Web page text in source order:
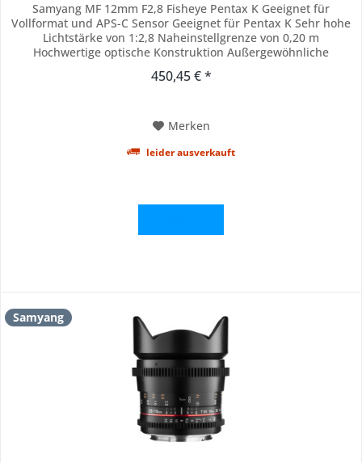
Samyang MF 12mm F2,8 Fisheye Pentax K Geeignet für
Vollformat und APS-C Sensor Geeignet für Pentax K Sehr hohe
Lichtstärke von 1:2,8 Naheinstellgrenze von 0,20 m
Hochwertige optische Konstruktion Außergewöhnliche
ist ein vollflächig auszeichnendes Fisheye Objektiv für
450,45 € *
Merken
leider ausverkauft
Samyang